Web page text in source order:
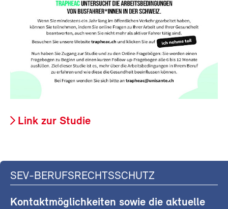
Link zur Studie
SEV-BERUFSRECHTSSCHUTZ
Kontaktmöglichkeiten sowie die aktuelle